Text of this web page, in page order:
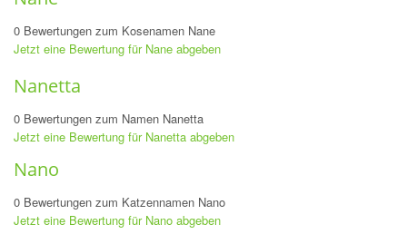
0 Bewertungen zum Kosenamen Nane
Jetzt eine Bewertung für Nane abgeben
Nanetta
0 Bewertungen zum Namen Nanetta
Jetzt eine Bewertung für Nanetta abgeben
Nano
0 Bewertungen zum Katzennamen Nano
Jetzt eine Bewertung für Nano abgeben